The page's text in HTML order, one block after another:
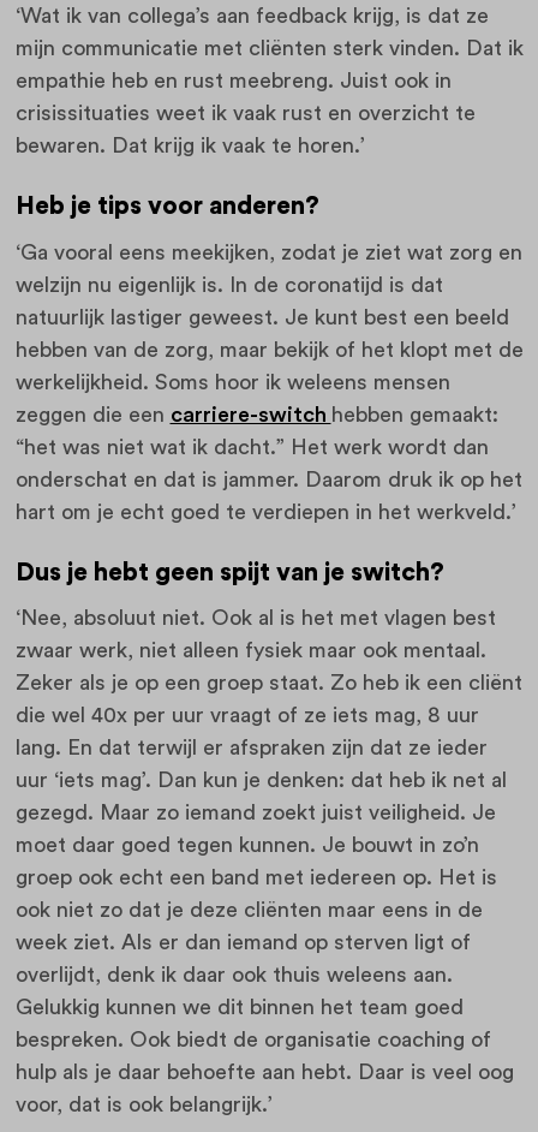
‘Wat ik van collega’s aan feedback krijg, is dat ze
mijn communicatie met cliënten sterk vinden. Dat ik
empathie heb en rust meebreng. Juist ook in
crisissituaties weet ik vaak rust en overzicht te
bewaren. Dat krijg ik vaak te horen.’
Heb je tips voor anderen?
‘Ga vooral eens meekijken, zodat je ziet wat zorg en
welzijn nu eigenlijk is. In de coronatijd is dat
natuurlijk lastiger geweest. Je kunt best een beeld
hebben van de zorg, maar bekijk of het klopt met de
werkelijkheid. Soms hoor ik weleens mensen
zeggen die een carriere-switch hebben gemaakt:
“het was niet wat ik dacht.” Het werk wordt dan
onderschat en dat is jammer. Daarom druk ik op het
hart om je echt goed te verdiepen in het werkveld.’
Dus je hebt geen spijt van je switch?
‘Nee, absoluut niet. Ook al is het met vlagen best
zwaar werk, niet alleen fysiek maar ook mentaal.
Zeker als je op een groep staat. Zo heb ik een cliënt
die wel 40x per uur vraagt of ze iets mag, 8 uur
lang. En dat terwijl er afspraken zijn dat ze ieder
uur ‘iets mag’. Dan kun je denken: dat heb ik net al
gezegd. Maar zo iemand zoekt juist veiligheid. Je
moet daar goed tegen kunnen. Je bouwt in zo’n
groep ook echt een band met iedereen op. Het is
ook niet zo dat je deze cliënten maar eens in de
week ziet. Als er dan iemand op sterven ligt of
overlijdt, denk ik daar ook thuis weleens aan.
Gelukkig kunnen we dit binnen het team goed
bespreken. Ook biedt de organisatie coaching of
hulp als je daar behoefte aan hebt. Daar is veel oog
voor, dat is ook belangrijk.’